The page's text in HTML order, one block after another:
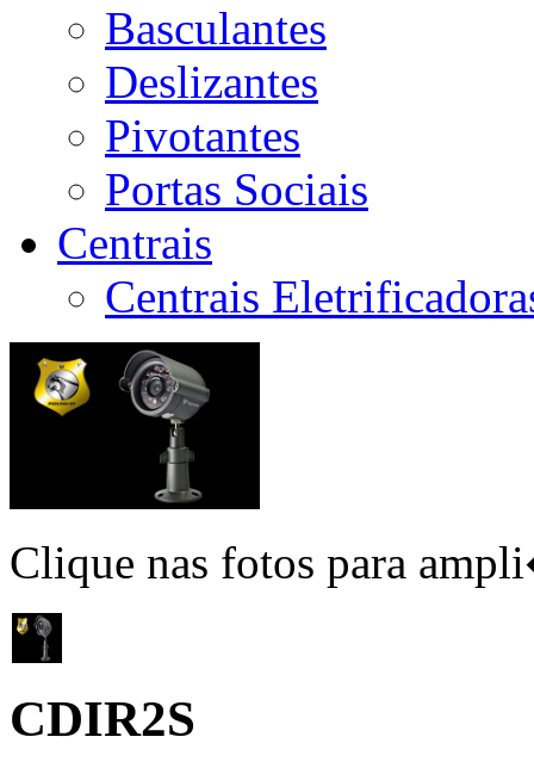
Basculantes
Deslizantes
Pivotantes
Portas Sociais
Centrais
Centrais
Clique nas fotos para
CDIR2S